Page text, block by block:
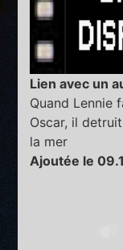
Lien avec un
Quand Lennie
Oscar, il
la mer
Ajoutée le